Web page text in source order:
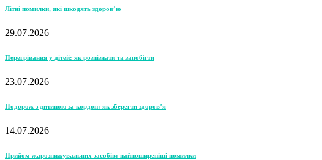
Літні помилки, які шкодять здоров’ю
29.07.2026
Перегрівання у дітей: як розпізнати та запобігти
23.07.2026
Подорож з дитиною за кордон: як зберегти здоров’я
14.07.2026
Прийом жарознижувальних засобів: найпоширеніші помилки